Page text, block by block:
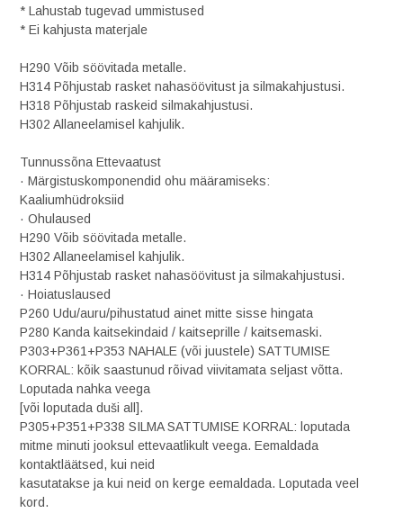
* Lahustab tugevad ummistused
* Ei kahjusta materjale
H290 Võib söövitada metalle.
H314 Põhjustab rasket nahasöövitust ja silmakahjustusi.
H318 Põhjustab raskeid silmakahjustusi.
H302 Allaneelamisel kahjulik.
Tunnussõna Ettevaatust
· Märgistuskomponendid ohu määramiseks:
Kaaliumhüdroksiid
· Ohulaused
H290 Võib söövitada metalle.
H302 Allaneelamisel kahjulik.
H314 Põhjustab rasket nahasöövitust ja silmakahjustusi.
· Hoiatuslaused
P260 Udu/auru/pihustatud ainet mitte sisse hingata
P280 Kanda kaitsekindaid / kaitseprille / kaitsemaski.
P303+P361+P353 NAHALE (või juustele) SATTUMISE
KORRAL: kõik saastunud rõivad viivitamata seljast võtta.
Loputada nahka veega
[või loputada duši all].
P305+P351+P338 SILMA SATTUMISE KORRAL: loputada
mitme minuti jooksul ettevaatlikult veega. Eemaldada
kontaktläätsed, kui neid
kasutatakse ja kui neid on kerge eemaldada. Loputada veel
kord.